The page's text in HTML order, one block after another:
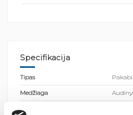
Specifikacija
Tipas
Medžiaga
Spalva